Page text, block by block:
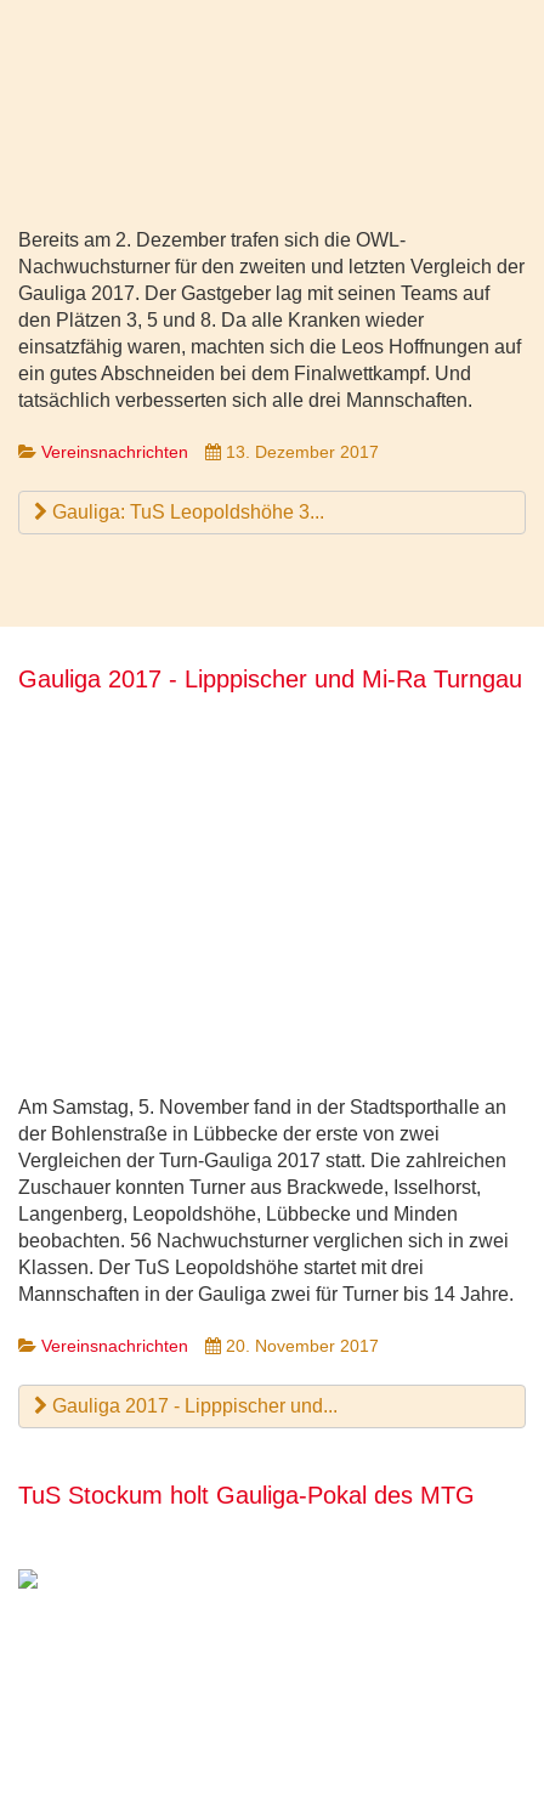
Bereits am 2. Dezember trafen sich die OWL-
Nachwuchsturner für den zweiten und letzten Vergleich der
Gauliga 2017. Der Gastgeber lag mit seinen Teams auf
den Plätzen 3, 5 und 8. Da alle Kranken wieder
einsatzfähig waren, machten sich die Leos Hoffnungen auf
ein gutes Abschneiden bei dem Finalwettkampf. Und
tatsächlich verbesserten sich alle drei Mannschaften.
Vereinsnachrichten 13. Dezember 2017
Gauliga: TuS Leopoldshöhe 3...
Gauliga 2017 - Lipppischer und Mi-Ra Turngau
Am Samstag, 5. November fand in der Stadtsporthalle an
der Bohlenstraße in Lübbecke der erste von zwei
Vergleichen der Turn-Gauliga 2017 statt. Die zahlreichen
Zuschauer konnten Turner aus Brackwede, Isselhorst,
Langenberg, Leopoldshöhe, Lübbecke und Minden
beobachten. 56 Nachwuchsturner verglichen sich in zwei
Klassen. Der TuS Leopoldshöhe startet mit drei
Mannschaften in der Gauliga zwei für Turner bis 14 Jahre.
Vereinsnachrichten 20. November 2017
Gauliga 2017 - Lipppischer und...
TuS Stockum holt Gauliga-Pokal des MTG